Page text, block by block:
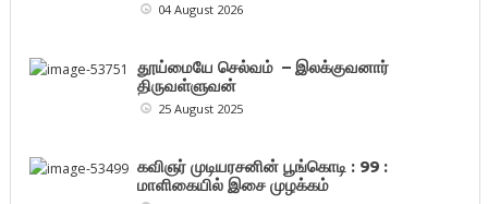
04 August 2026
தூய்மையே செல்வம் – இலக்குவனார்
திருவள்ளுவன்
25 August 2025
கவிஞர் முடியரசனின் பூங்கொடி : 99 :
மாளிகையில் இசை முழக்கம்